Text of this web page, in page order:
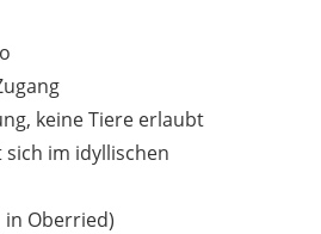
keine Tiere erlaubt
im idyllischen
in Oberried)